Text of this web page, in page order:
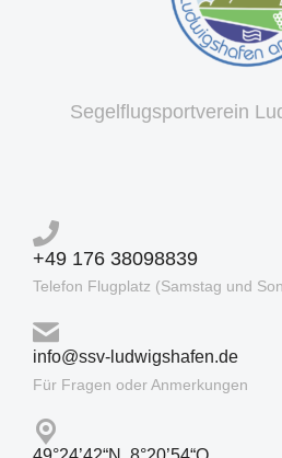
Segelflugsportverein
+49 176 38098839
Telefon Flugplatz (Samstag und
info@ssv-ludwigshafen.de
Für Fragen oder Anmerkungen